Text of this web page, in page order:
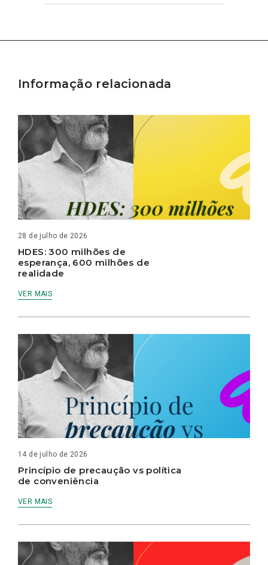
Informação relacionada
28 de julho de 2026
HDES: 300 milhões de
esperança, 600 milhões de
realidade
VER MAIS
14 de julho de 2026
Princípio de precaução vs política
de conveniência
VER MAIS